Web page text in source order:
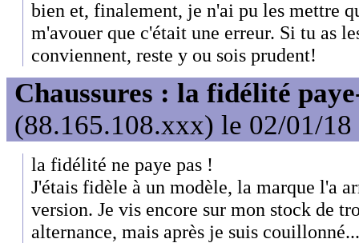
bien et, finalement, je n'ai pu les mettre
m'avouer que c'était une erreur. Si tu as
conviennent, reste y ou sois prudent!
Chaussures : la fidélité
(88.165.108.xxx) le 02/01/18
la fidélité ne paye pas !
J'étais fidèle à un modèle, la marque l'a
version. Je vis encore sur mon stock de
alternance, mais après je suis couillonné...